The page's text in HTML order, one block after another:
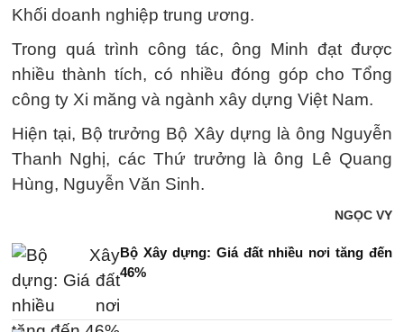
Khối doanh nghiệp trung ương.
Trong quá trình công tác, ông Minh đạt được
nhiều thành tích, có nhiều đóng góp cho Tổng
công ty Xi măng và ngành xây dựng Việt Nam.
Hiện tại, Bộ trưởng Bộ Xây dựng là ông Nguyễn
Thanh Nghị, các Thứ trưởng là ông Lê Quang
Hùng, Nguyễn Văn Sinh.
NGỌC VY
Bộ Xây dựng: Giá đất nhiều nơi tăng đến
46%